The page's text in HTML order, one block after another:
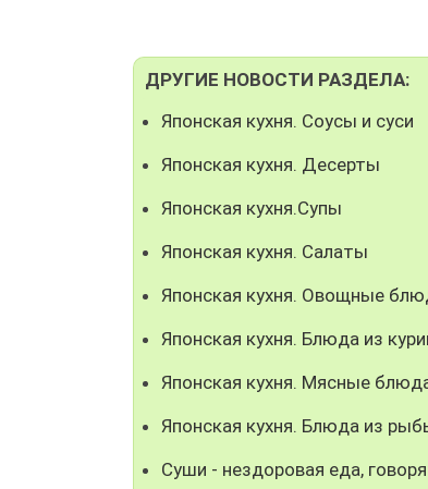
ДРУГИЕ НОВОСТИ РАЗДЕЛА:
Японская кухня. Соусы и суси
Японская кухня. Десерты
Японская кухня.Супы
Японская кухня. Салаты
Японская кухня. Овощные
Японская кухня. Блюда из
Японская кухня. Мясные
Японская кухня. Блюда из
Суши - нездоровая еда,